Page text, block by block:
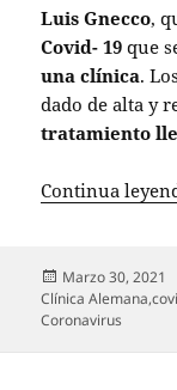
Luis Gnecco,
Covid- 19 que
una clínica.
dado de alta y
tratamiento
Continua
Publicado
el
Marzo 30, 2021
Clínica Alemana,
Coronavirus